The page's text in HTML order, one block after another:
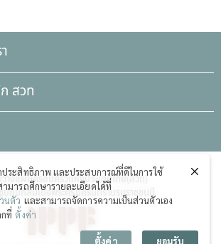
สวท
างแผนครอบครัวแห่งประเทศไทย(สวท)
ชูปถัมภ์สมเด็จพระศรีนครินทราบรมราชชนนี
ระสิทธิภาพ และประสบการณ์ที่ดีในการใช้
มารถศึกษารายละเอียดได้ที่
นตัว และสามารถจัดการความเป็นส่วนตัวเอง
ที่ ตั้งค่า
ตั้งค่า ยอมรับ